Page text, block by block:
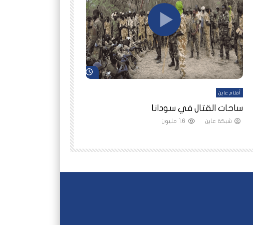
شاهد لاحقاً شاهد لاحقاً
أفلام عاين
ساحات القتال في سودانا
شبكة عاين 1.6 مليون
رانيا مأمون: الثمن